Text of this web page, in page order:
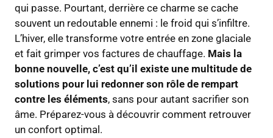
qui passe. Pourtant, derrière ce charme se cache
souvent un redoutable ennemi : le froid qui s’infiltre.
L’hiver, elle transforme votre entrée en zone glaciale
et fait grimper vos factures de chauffage. Mais la
bonne nouvelle, c’est qu’il existe une multitude de
solutions pour lui redonner son rôle de rempart
contre les éléments, sans pour autant sacrifier son
âme. Préparez-vous à découvrir comment retrouver
un confort optimal.